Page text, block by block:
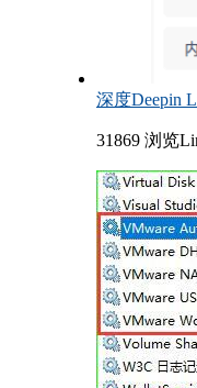
深度Deepin
31869 浏览